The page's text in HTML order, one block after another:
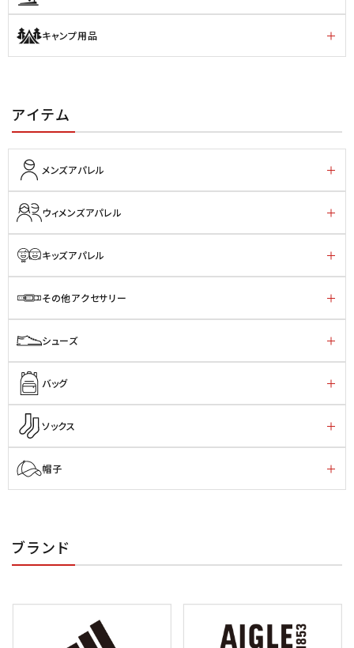
キャンプ用品
アイテム
メンズアパレル
ウィメンズアパレル
キッズアパレル
その他アクセサリー
シューズ
バッグ
ソックス
帽子
ブランド